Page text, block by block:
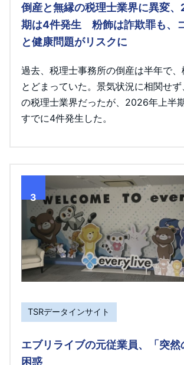
倒産と無縁の税理士業界に異変
期は4件発生 粉飾は詐欺罪も、
と健康問題がリスクに
過去、税理士事務所の倒産は半年で
とどまっていた。景気状況に相関せ
の税理士業界だったが、2026年上半
すでに4件発生した。
3
TSRデータインサイト
エブリライブの元従業員、「突然
困惑